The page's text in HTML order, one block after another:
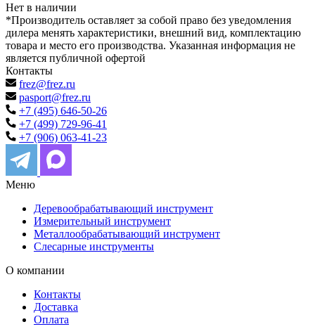
Нет в наличии
*Производитель оставляет за собой право без уведомления
дилера менять характеристики, внешний вид, комплектацию
товара и место его производства. Указанная информация не
является публичной офертой
Контакты
frez@frez.ru
pasport@frez.ru
+7 (495) 646-50-26
+7 (499) 729-96-41
+7 (906) 063-41-23
Меню
Деревообрабатывающий инструмент
Измерительный инструмент
Металлообрабатывающий инструмент
Слесарные инструменты
О компании
Контакты
Доставка
Оплата